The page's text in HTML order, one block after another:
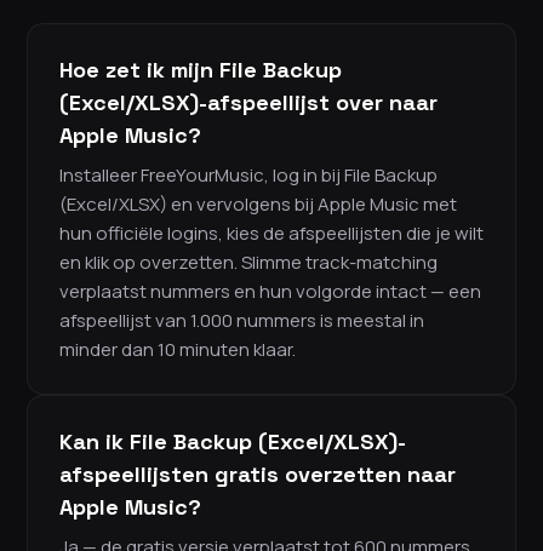
Hoe zet ik mijn File Backup
(Excel/XLSX)-afspeellijst over naar
Apple Music?
Installeer FreeYourMusic, log in bij File Backup
(Excel/XLSX) en vervolgens bij Apple Music met
hun officiële logins, kies de afspeellijsten die je wilt
en klik op overzetten. Slimme track-matching
verplaatst nummers en hun volgorde intact — een
afspeellijst van 1.000 nummers is meestal in
minder dan 10 minuten klaar.
Kan ik File Backup (Excel/XLSX)-
afspeellijsten gratis overzetten naar
Apple Music?